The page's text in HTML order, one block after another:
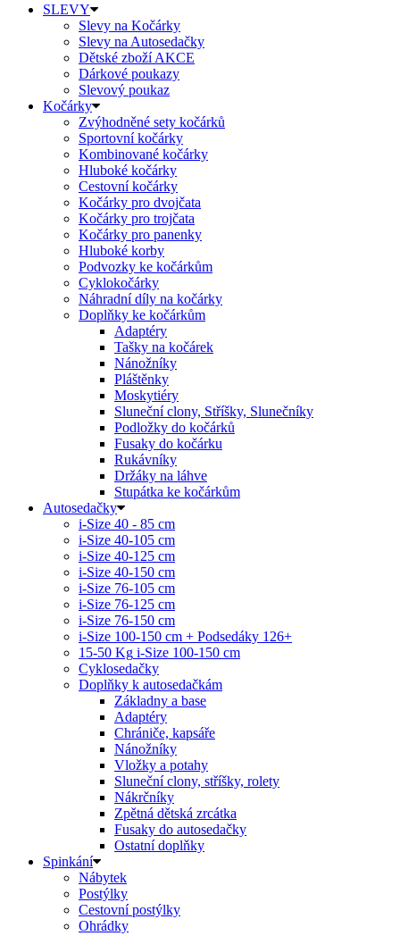
SLEVY
Slevy na Kočárky
Slevy na Autosedačky
Dětské zboží AKCE
Dárkové poukazy
Slevový poukaz
Kočárky
Zvýhodněné sety kočárků
Sportovní kočárky
Kombinované kočárky
Hluboké kočárky
Cestovní kočárky
Kočárky pro dvojčata
Kočárky pro trojčata
Kočárky pro panenky
Hluboké korby
Podvozky ke kočárkům
Cyklokočárky
Náhradní díly na kočárky
Doplňky ke kočárkům
Adaptéry
Tašky na kočárek
Nánožníky
Pláštěnky
Moskytiéry
Sluneční clony, Stříšky, Slunečníky
Podložky do kočárků
Fusaky do kočárku
Rukávníky
Držáky na láhve
Stupátka ke kočárkům
Autosedačky
i-Size 40 - 85 cm
i-Size 40-105 cm
i-Size 40-125 cm
i-Size 40-150 cm
i-Size 76-105 cm
i-Size 76-125 cm
i-Size 76-150 cm
i-Size 100-150 cm + Podsedáky 126+
15-50 Kg i-Size 100-150 cm
Cyklosedačky
Doplňky k autosedačkám
Základny a base
Adaptéry
Chrániče, kapsáře
Nánožníky
Vložky a potahy
Sluneční clony, stříšky, rolety
Nákrčníky
Zpětná dětská zrcátka
Fusaky do autosedačky
Ostatní doplňky
Spinkání
Nábytek
Postýlky
Cestovní postýlky
Ohrádky